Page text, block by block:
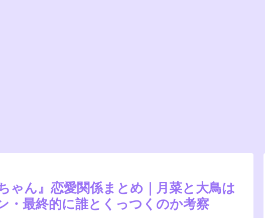
ゃん』恋愛関係まとめ｜月菜と大鳥は
・最終的に誰とくっつくのか考察